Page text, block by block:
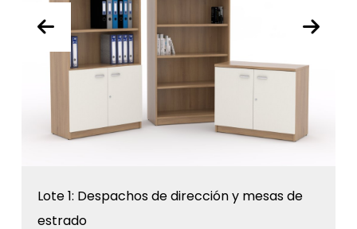
Lote 1: Despachos de dirección y mesas de
estrado